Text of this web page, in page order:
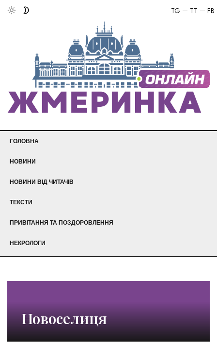
FB
TT
TG
ГОЛОВНА
НОВИНИ
НОВИНИ ВІД ЧИТАЧІВ
ТЕКСТИ
ПРИВІТАННЯ ТА ПОЗДОРОВЛЕННЯ
НЕКРОЛОГИ
Новоселиця